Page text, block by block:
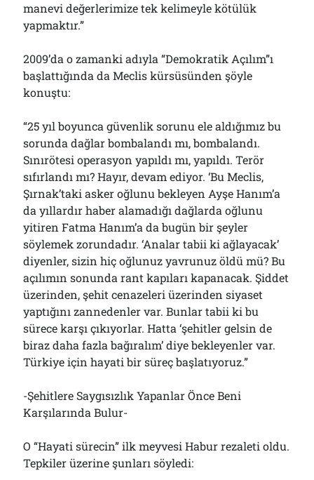
manevi değerlerimize tek kelimeyle kötülük
yapmaktır.”
2009’da o zamanki adıyla “Demokratik Açılım”ı
başlattığında da Meclis kürsüsünden şöyle
konuştu:
“25 yıl boyunca güvenlik sorunu ele aldığımız bu
sorunda dağlar bombalandı mı, bombalandı.
Sınırötesi operasyon yapıldı mı, yapıldı. Terör
sıfırlandı mı? Hayır, devam ediyor. ‘Bu Meclis,
Şırnak’taki asker oğlunu bekleyen Ayşe Hanım’a
da yıllardır haber alamadığı dağlarda oğlunu
yitiren Fatma Hanım’a da bugün bir şeyler
söylemek zorundadır. ‘Analar tabii ki ağlayacak’
diyenler, sizin hiç oğlunuz yavrunuz öldü mü? Bu
açılımın sonunda rant kapıları kapanacak. Şiddet
üzerinden, şehit cenazeleri üzerinden siyaset
yaptığını zannedenler var. Bunlar tabii ki bu
sürece karşı çıkıyorlar. Hatta ‘şehitler gelsin de
biraz daha fazla bağıralım’ diye bekleyenler var.
Türkiye için hayati bir süreç başlatıyoruz.”
-Şehitlere Saygısızlık Yapanlar Önce Beni
Karşılarında Bulur-
O “Hayati sürecin” ilk meyvesi Habur rezaleti oldu.
Tepkiler üzerine şunları söyledi: